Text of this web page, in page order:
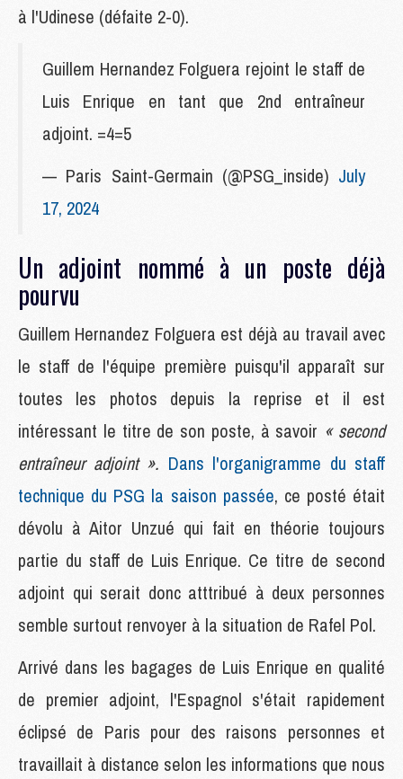
à l'Udinese (défaite 2-0).
Guillem Hernandez Folguera rejoint le staff de
Luis Enrique en tant que 2nd entraîneur
adjoint. =4=5
— Paris Saint-Germain (@PSG_inside) July
17, 2024
Un adjoint nommé à un poste déjà
pourvu
Guillem Hernandez Folguera est déjà au travail avec
le staff de l'équipe première puisqu'il apparaît sur
toutes les photos depuis la reprise et il est
intéressant le titre de son poste, à savoir « second
entraîneur adjoint ». Dans l'organigramme du staff
technique du PSG la saison passée, ce posté était
dévolu à Aitor Unzué qui fait en théorie toujours
partie du staff de Luis Enrique. Ce titre de second
adjoint qui serait donc atttribué à deux personnes
semble surtout renvoyer à la situation de Rafel Pol.
Arrivé dans les bagages de Luis Enrique en qualité
de premier adjoint, l'Espagnol s'était rapidement
éclipsé de Paris pour des raisons personnes et
travaillait à distance selon les informations que nous